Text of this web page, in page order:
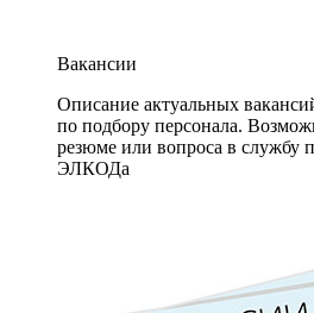
Вакансии
Описание актуальных
по подбору персонала.
резюме или вопроса в службу
ЭЛКОДа